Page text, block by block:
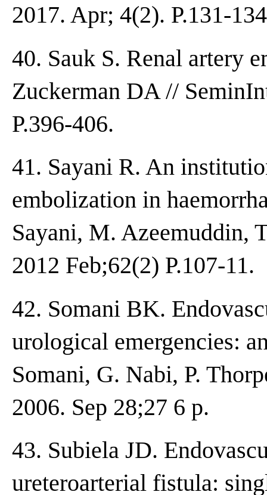
2017. Apr; 4(2). P.131-
40. Sauk S. Renal artery
Zuckerman DA //
P.396-406.
41. Sayani R. An
embolization in
Sayani, M. Azeemuddin,
2012 Feb;62(2) P.107-11.
42. Somani BK.
urological emergencies:
Somani, G. Nabi, P.
2006. Sep 28;27 6 p.
43. Subiela JD.
ureteroarterial fistula: